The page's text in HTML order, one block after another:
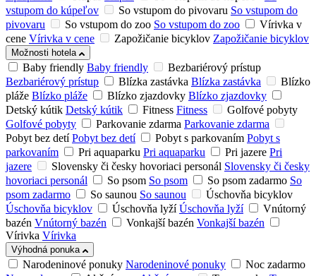
vstupom do kúpeľov
So vstupom do pivovaru So vstupom do
pivovaru
So vstupom do zoo So vstupom do zoo
Vírivka v
cene Vírivka v cene Zapožičanie bicyklov Zapožičanie bicyklov
Možnosti hotela
Baby friendly Baby friendly
Bezbariérový prístup
Bezbariérový prístup
Blízka zastávka Blízka zastávka
Blízko
pláže Blízko pláže Blízko zjazdovky Blízko zjazdovky
Detský kútik Detský kútik Fitness Fitness
Golfové pobyty
Golfové pobyty
Parkovanie zdarma Parkovanie zdarma
Pobyt bez detí Pobyt bez detí Pobyt s parkovaním Pobyt s
parkovaním
Pri aquaparku Pri aquaparku Pri jazere Pri
jazere
Slovensky či česky hovoriaci personál Slovensky či česky
hovoriaci personál
So psom So psom So psom zadarmo So
psom zadarmo
So saunou So saunou
Úschovňa bicyklov
Úschovňa bicyklov
Úschovňa lyží Úschovňa lyží
Vnútorný
bazén Vnútorný bazén Vonkajší bazén Vonkajší bazén
Vírivka Vírivka
Výhodná ponuka
Narodeninové ponuky Narodeninové ponuky
Noc zadarmo